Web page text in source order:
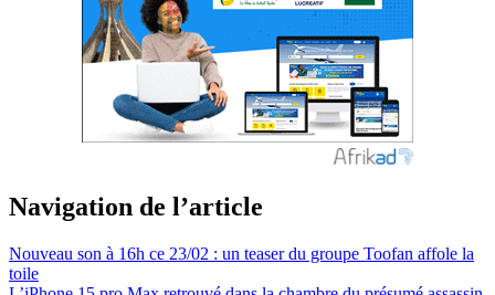
Navigation de l’article
Nouveau son à 16h ce 23/02 : un teaser du groupe Toofan affole la
toile